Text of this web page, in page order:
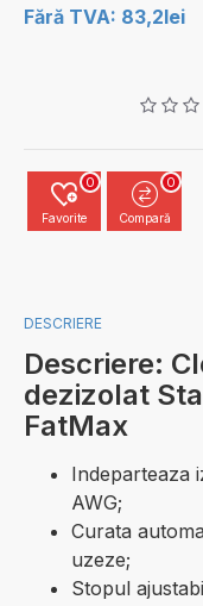
Fără TVA: 83,2lei
Favorite
0
Compară
0
DESCRIERE
Descriere:
dezizolat
FatMax
Indeparteaza
AWG;
Curata
uzeze;
Stopul